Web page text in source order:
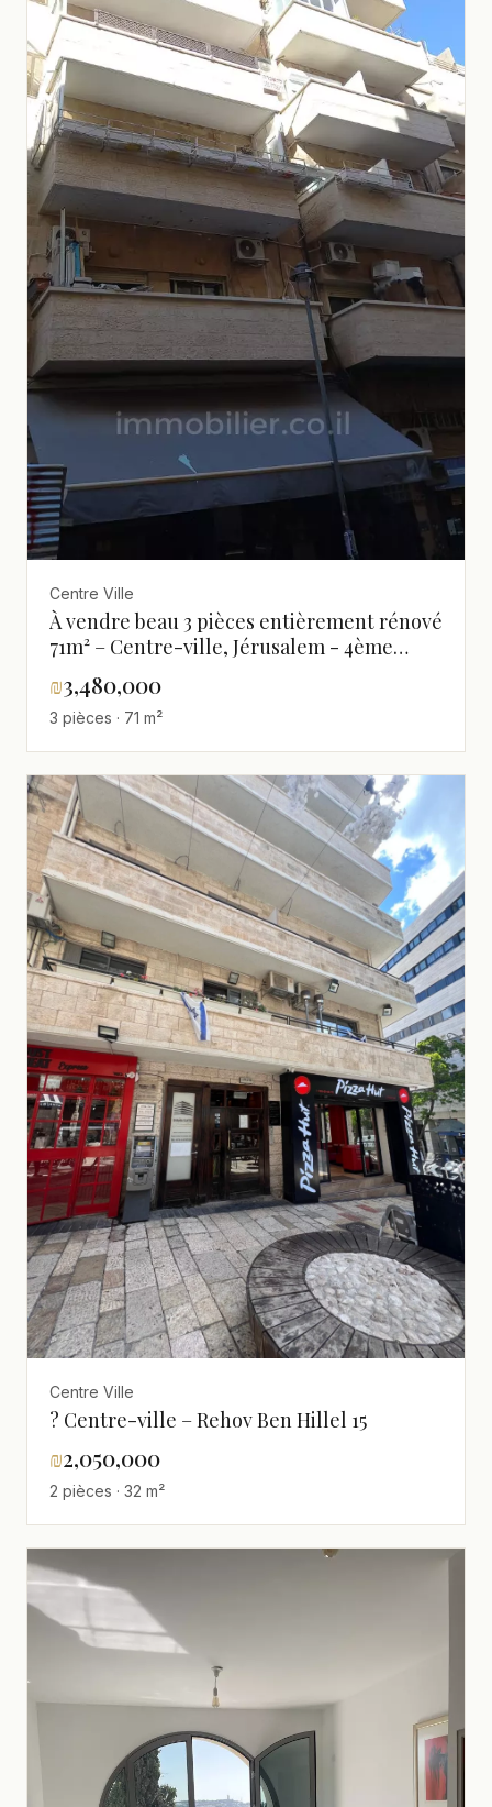
Centre Ville
À vendre beau 3 pièces entièrement rénové
71m² – Centre-ville, Jérusalem - 4ème
étage, Terrasse 7m²
₪3,480,000
3 pièces · 71 m²
Centre Ville
? Centre-ville – Rehov Ben Hillel 15
₪2,050,000
2 pièces · 32 m²